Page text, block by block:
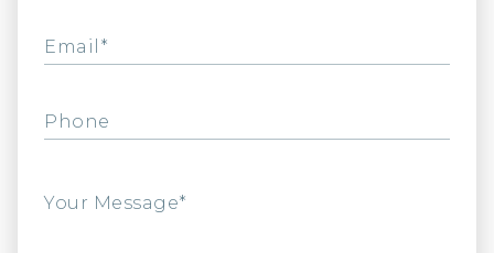
Email*
Phone
Your Message*